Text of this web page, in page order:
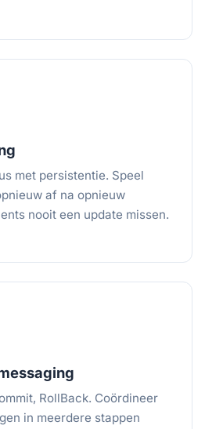
met persistentie. Speel
af na opnieuw
nooit een update missen.
RollBack. Coördineer
in meerdere stappen